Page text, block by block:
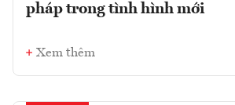
pháp trong tình hình mới
Xem thêm